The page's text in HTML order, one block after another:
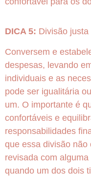
DICA 5: Divisão
Conversem e
despesas, levando
individuais e as
pode ser igualitária
um. O importante é
confortáveis e
responsabilidades
que essa divisão
revisada com
quando um dos dois